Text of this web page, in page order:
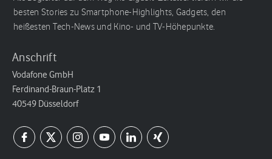
besten Stories zu Smartphone-Highlights, Gadgets, den
heißesten Tech-News und Kino- und TV-Höhepunkte.
Anschrift
Vodafone GmbH
Ferdinand-Braun-Platz 1
40549 Düsseldorf